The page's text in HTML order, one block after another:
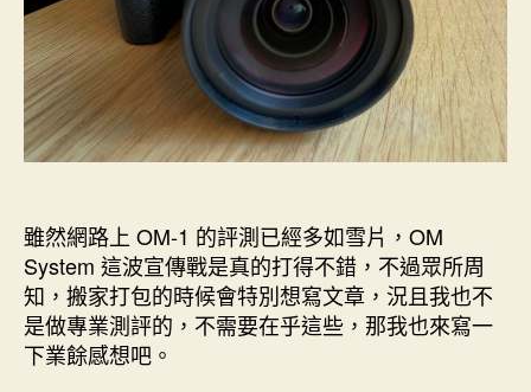
雖然網路上 OM-1 的評測已經多如雪片，OM
System 這波宣傳戰是真的打得不錯，不過眾所周
知，搬家打包的時候會特別想寫文章，況且我也不
是做專業測評的，不需要在乎這些，那我也來寫一
下業餘感想吧。